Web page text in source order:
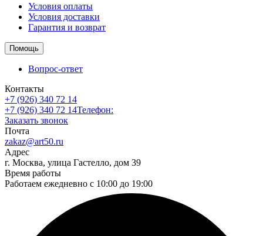
Условия оплаты
Условия доставки
Гарантия и возврат
Помощь
Вопрос-ответ
Контакты
+7 (926) 340 72 14
+7 (926) 340 72 14Телефон:
Заказать звонок
Почта
zakaz@art50.ru
Адрес
г. Москва, улица Гастелло, дом 39
Время работы
Работаем ежедневно с 10:00 до 19:00